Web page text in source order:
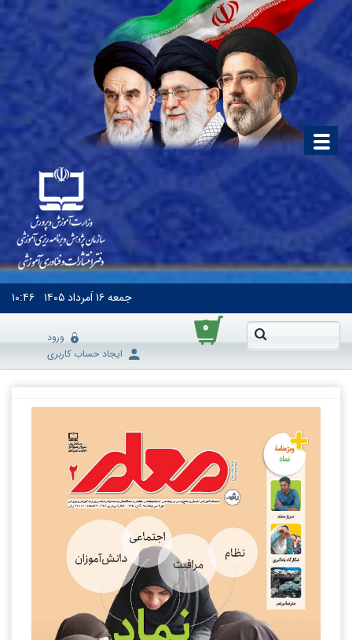
جمعه۱۶ اَمرداد ۱۴۰۵ ۱۰:۴۶
۰
ورود
ایجاد حساب کاربری